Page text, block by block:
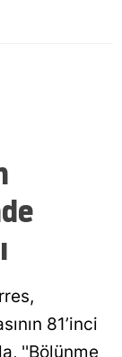
Kütahya
81’inci
''Bölünme